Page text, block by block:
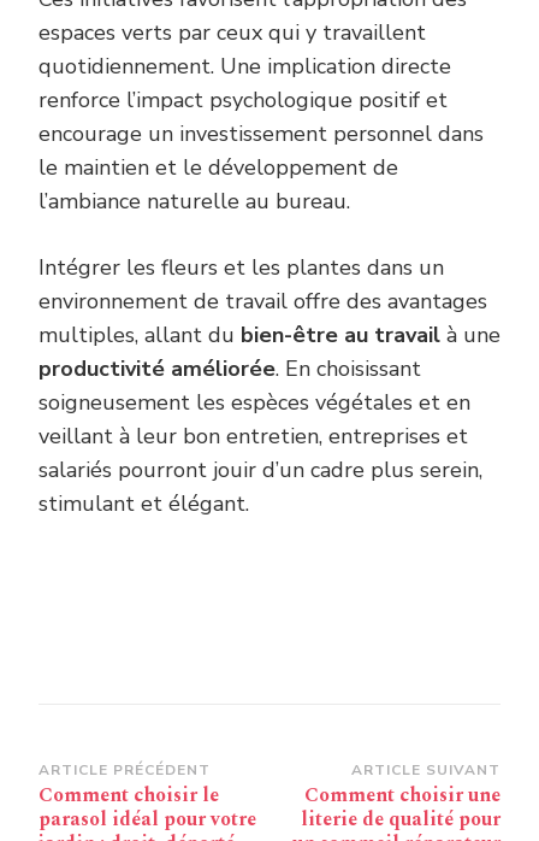
espaces verts par ceux qui y travaillent
quotidiennement. Une implication directe
renforce l’impact psychologique positif et
encourage un investissement personnel dans
le maintien et le développement de
l’ambiance naturelle au bureau.
Intégrer les fleurs et les plantes dans un
environnement de travail offre des avantages
multiples, allant du bien-être au travail à une
productivité améliorée. En choisissant
soigneusement les espèces végétales et en
veillant à leur bon entretien, entreprises et
salariés pourront jouir d’un cadre plus serein,
stimulant et élégant.
Navigation
d’article
ARTICLE PRÉCÉDENT
Comment choisir le
parasol idéal pour votre
ARTICLE SUIVANT
Comment choisir une
literie de qualité pour